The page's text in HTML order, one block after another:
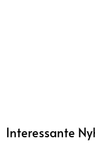
Interessante